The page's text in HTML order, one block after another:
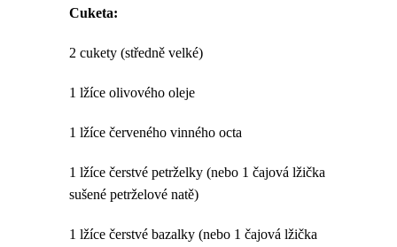
Cuketa:
2 cukety (středně velké)
1 lžíce olivového oleje
1 lžíce červeného vinného octa
1 lžíce čerstvé petrželky (nebo 1 čajová lžička
sušené petrželové natě)
1 lžíce čerstvé bazalky (nebo 1 čajová lžička